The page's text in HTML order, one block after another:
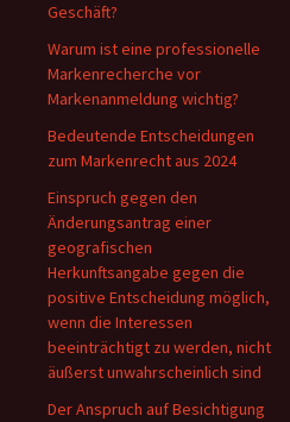
Geschäft?
Warum ist eine professionelle
Markenrecherche vor
Markenanmeldung wichtig?
Bedeutende Entscheidungen
zum Markenrecht aus 2024
Einspruch gegen den
Änderungsantrag einer
geografischen
Herkunftsangabe gegen die
positive Entscheidung möglich,
wenn die Interessen
beeinträchtigt zu werden, nicht
äußerst unwahrscheinlich sind
Der Anspruch auf Besichtigung